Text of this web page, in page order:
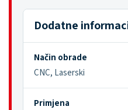
Dodatne
Način obrade
CNC, Laserski
Primjena